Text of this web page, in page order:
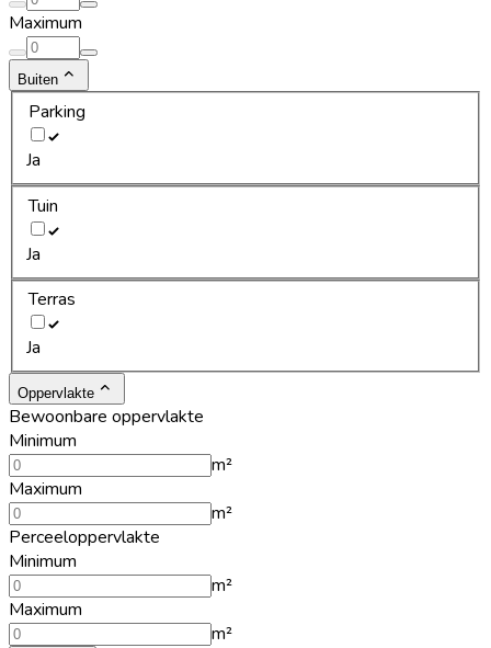
Maximum
Buiten
Parking
Ja
Tuin
Ja
Terras
Ja
Oppervlakte
Bewoonbare oppervlakte
Minimum
m²
Maximum
m²
Perceeloppervlakte
Minimum
m²
Maximum
m²